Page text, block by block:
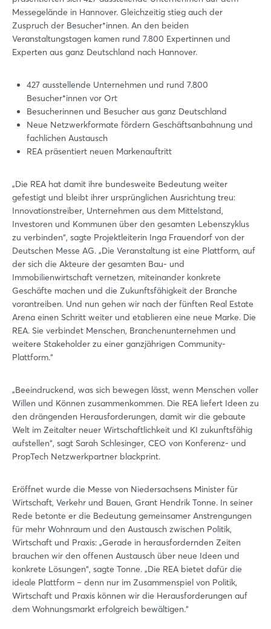
Messegelände in Hannover. Gleichzeitig stieg auch der
Zuspruch der Besucher*innen. An den beiden
Veranstaltungstagen kamen rund 7.800 Expertinnen und
Experten aus ganz Deutschland nach Hannover.
427 ausstellende Unternehmen und rund 7.800
Besucher*innen vor Ort
Besucherinnen und Besucher aus ganz Deutschland
Neue Netzwerkformate fördern Geschäftsanbahnung und
fachlichen Austausch
REA präsentiert neuen Markenauftritt
„Die REA hat damit ihre bundesweite Bedeutung weiter
gefestigt und bleibt ihrer ursprünglichen Ausrichtung treu:
Innovationstreiber, Unternehmen aus dem Mittelstand,
Investoren und Kommunen über den gesamten Lebenszyklus
zu verbinden“, sagte Projektleiterin Inga Frauendorf von der
Deutschen Messe AG. „Die Veranstaltung ist eine Plattform, auf
der sich die Akteure der gesamten Bau- und
Immobilienwirtschaft vernetzen, miteinander konkrete
Geschäfte machen und die Zukunftsfähigkeit der Branche
vorantreiben. Und nun gehen wir nach der fünften Real Estate
Arena einen Schritt weiter und etablieren eine neue Marke. Die
REA. Sie verbindet Menschen, Branchenunternehmen und
weitere Stakeholder zu einer ganzjährigen Community-
Plattform.“
„Beeindruckend, was sich bewegen lässt, wenn Menschen voller
Willen und Können zusammenkommen. Die REA liefert Ideen zu
den drängenden Herausforderungen, damit wir die gebaute
Welt im Zeitalter neuer Wirtschaftlichkeit und KI zukunftsfähig
aufstellen“, sagt Sarah Schlesinger, CEO von Konferenz- und
PropTech Netzwerkpartner blackprint.
Eröffnet wurde die Messe von Niedersachsens Minister für
Wirtschaft, Verkehr und Bauen, Grant Hendrik Tonne. In seiner
Rede betonte er die Bedeutung gemeinsamer Anstrengungen
für mehr Wohnraum und den Austausch zwischen Politik,
Wirtschaft und Praxis: „Gerade in herausfordernden Zeiten
brauchen wir den offenen Austausch über neue Ideen und
konkrete Lösungen“, sagte Tonne. „Die REA bietet dafür die
ideale Plattform – denn nur im Zusammenspiel von Politik,
Wirtschaft und Praxis können wir die Herausforderungen auf
dem Wohnungsmarkt erfolgreich bewältigen.“